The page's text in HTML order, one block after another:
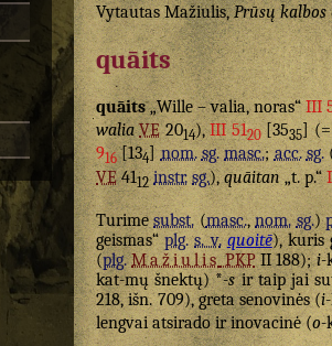
Vytautas Mažiulis,Prūsų
quāits
quāits„Wille – valia, noras“III
walia VE2014),III 5120[3535]
916[134 ]nom. sg. masc.;acc. sg.
VE4112 instr. sg.),quāitan„t. p.“
Turimesubst.(masc.,nom. sg.)
geismas“plg. s. v. quoitē), kuris
(plg. MažiulisPKPII 188);i-
kat-mų šnektų) *-sir taip jai
218, išn. 709), greta senovinės (i
lengvai atsirado ir inovacinė (o-